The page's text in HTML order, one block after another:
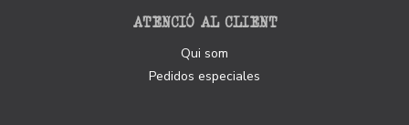
ATENCIÓ AL CLIENT
Qui som
Pedidos especiales